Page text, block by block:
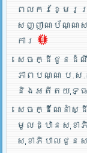
ពលករខ្មែរ
សញ្ញាណប័ណ្ណស
ការ
សេចក្ដីជូនដំ
ភាពបណ្ណ ប.
និងអតីតយុទ្ធ
សេចក្ដីណែនាំ
មូលដ្ឋានសុខា
សុខាភិបាលជូន